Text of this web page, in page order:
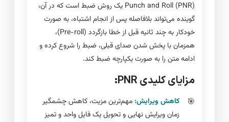
Punch and Roll (PNR) یک روش ضبط است که در آن،
گوینده می‌تواند بلافاصله پس از انجام اشتباه، به صورت
خودکار به چند ثانیه قبل از خطا بازگردد (Pre-roll)،
همزمان با پخش شدن صدای قبلی، ضبط را شروع کرده و
ادامه متن را به صورت یکپارچه ضبط کند.
مزایای کلیدی PNR:
کاهش ویرایش: مهم‌ترین مزیت، کاهش چشمگیر
زمان ویرایش نهایی و تحویل یک فایل واحد و تمیز